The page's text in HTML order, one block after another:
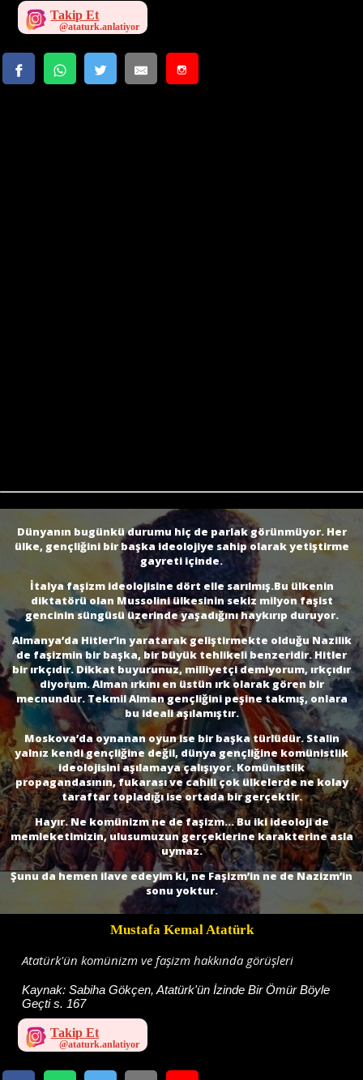
Takip Et
Dünyanın bugünkü durumu hiç de parlak görünmüyor. Her
ülke, gençliğini bir başka ideolojiye sahip olarak yetiştirme
gayreti içinde.
İtalya faşizm ideolojisine dört elle sarılmış.Bu ülkenin
diktatörü olan Mussolini ülkesinin sekiz milyon faşist
gencinin süngüsü üzerinde yaşadığını haykırıp duruyor.
Almanya’da Hitler’in yaratarak geliştirmekte olduğu Nazilik
de faşizmin bir başka, bir büyük tehlikeli benzeridir. Hitler
bir ırkçıdır. Dikkat buyurunuz, milliyetçi demiyorum, ırkçıdır
diyorum. Alman ırkını en üstün ırk olarak gören bir
mecnundur. Tekmil Alman gençliğini peşine takmış, onlara
bu ideali aşılamıştır.
Moskova’da oynanan oyun ise bir başka türlüdür. Stalin
yalnız kendi gençliğine değil, dünya gençliğine komünistlik
ideolojisini aşılamaya çalışıyor. Komünistlik
propagandasının, fukarası ve cahili çok ülkelerde ne kolay
taraftar topladığı ise ortada bir gerçektir.
Hayır. Ne komünizm ne de faşizm... Bu iki ideoloji de
memleketimizin, ulusumuzun gerçeklerine karakterine asla
uymaz.
Şunu da hemen ilave edeyim ki, ne Faşizm’in ne de Nazizm’in
sonu yoktur.
Mustafa Kemal Atatürk
Atatürk'ün komünizm ve faşizm hakkında görüşleri
Kaynak:Sabiha Gökçen, Atatürk'ün İzinde Bir Ömür Böyle
Geçti s. 167
Takip Et